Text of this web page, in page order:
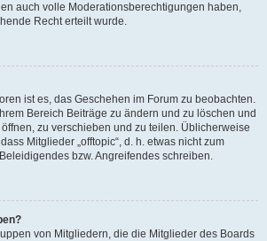
auch volle Moderationsberechtigungen haben,
Recht erteilt wurde.
ist es, das Geschehen im Forum zu beobachten.
Bereich Beiträge zu ändern und zu löschen und
zu verschieben und zu teilen. Üblicherweise
Mitglieder „offtopic“, d. h. etwas nicht zum
bzw. Angreifendes schreiben.
von Mitgliedern, die die Mitglieder des Boards